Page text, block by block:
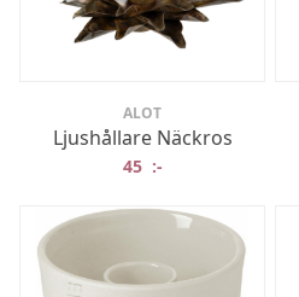
ALOT
Ljushållare Näckros
45 :-